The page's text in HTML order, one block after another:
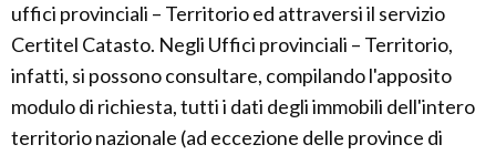
uffici provinciali – Territorio ed attraversi il servizio
Certitel Catasto. Negli Uffici provinciali – Territorio,
infatti, si possono consultare, compilando l'apposito
modulo di richiesta, tutti i dati degli immobili dell'intero
territorio nazionale (ad eccezione delle province di